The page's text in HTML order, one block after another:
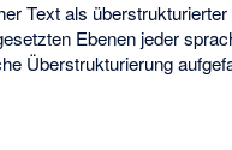
Text als
Ebenen jeder
Überstrukturierung